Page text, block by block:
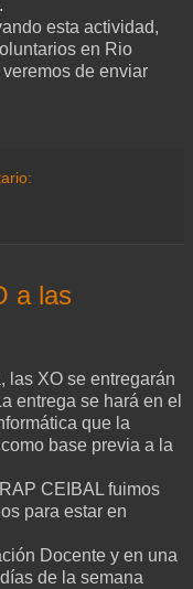
esta actividad,
en Rio
de enviar
a las
las XO se entregarán
entrega se hará en el
que la
base previa a la
CEIBAL fuimos
para estar en
Docente y en una
de la semana